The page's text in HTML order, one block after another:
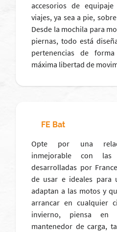
accesorios de
viajes, ya sea a pie,
Desde la mochila para
piernas, todo está
pertenencias de
máxima libertad de
FE Bat
Opte por una
inmejorable con las
desarrolladas por
de usar e ideales para
adaptan a las motos y
arrancar en cualquier
invierno, piensa en
mantenedor de carga,